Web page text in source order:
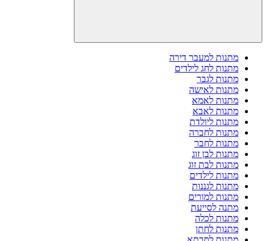
מתנות למעבר דירה
מתנות לחג לילדים
מתנות לגבר
מתנות לאישה
מתנות לאמא
מתנות לאבא
מתנות ליולדת
מתנות לחברה
מתנות לחבר
מתנות לבן זוג
מתנות לבת זוג
מתנות לילדים
מתנות לגננות
מתנות למורים
מתנה לסייעת
מתנות לכלה
מתנות לחתן